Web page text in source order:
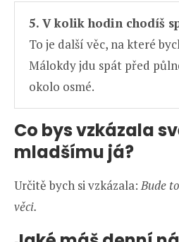
5. V kolik hodin chodíš
To je další věc, na které
Málokdy jdu spát před
okolo osmé.
Co bys vzkázala
mladšímu já?
Určitě bych si vzkázala:Bude
věci.